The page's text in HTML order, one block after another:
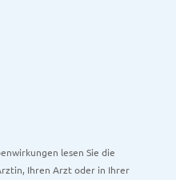
lesen Sie die
Ihren Arzt oder in Ihrer